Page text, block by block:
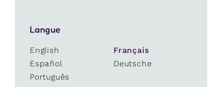
Langue
English
Français
Español
Deutsche
Português